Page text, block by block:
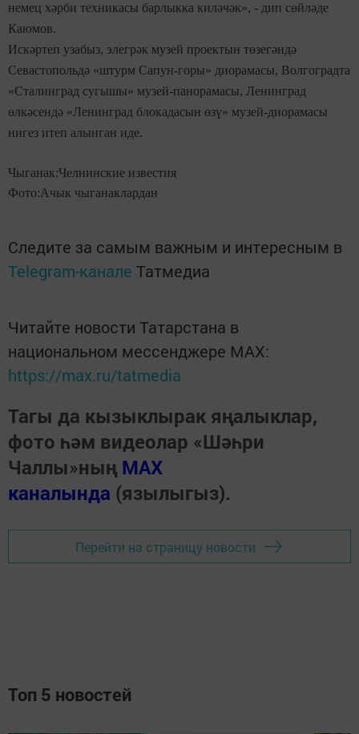
немец хәрби техникасы барлыкка киләчәк», - дип сөйләде
Каюмов.
Искәртеп узабыз, элегрәк музей проектын төзегәндә
Севастопольдә «штурм Сапун-горы» диорамасы, Волгоградта
«Сталинград сугышы» музей-панорамасы, Ленинград
өлкәсендә «Ленинград блокадасын өзү» музей-диорамасы
нигез итеп алынган иде.
Чыганак:Челнинские известия
Фото:Ачык чыганаклардан
Следите за самым важным и интересным в
Telegram-канале Татмедиа
Читайте новости Татарстана в
национальном мессенджере MАХ:
https://max.ru/tatmedia
Тагы да кызыклырак яңалыклар,
фото һәм видеолар «Шәһри
Чаллы»ның MAX
каналында (язылыгыз).
Перейти на страницу новости
Топ 5 новостей